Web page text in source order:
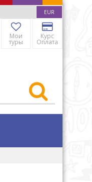
EUR
Мои
туры
Курс
Оплата